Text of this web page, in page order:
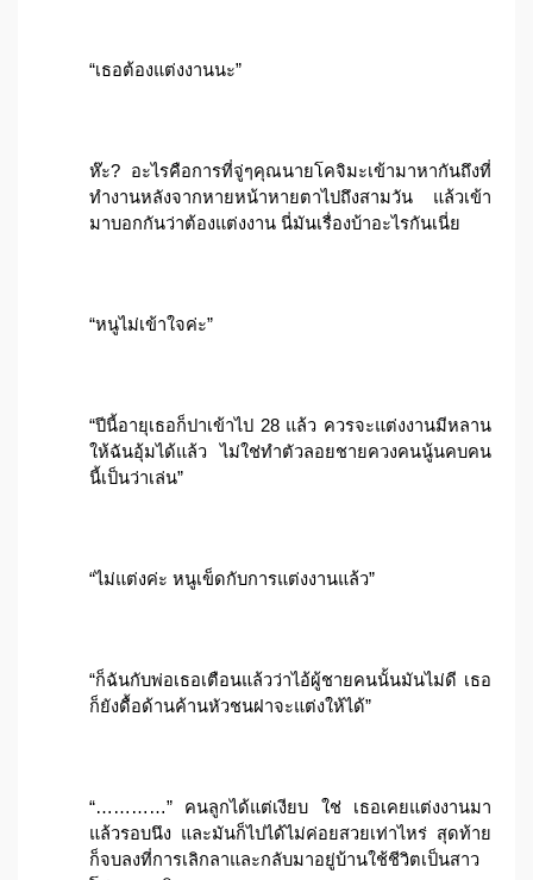
“เธอต้องแต่งงานนะ”
ห๊ะ? อะไรคือการที่จู่ๆคุณนายโคจิมะเข้ามาหากันถึงที่
ทำงานหลังจากหายหน้าหายตาไปถึงสามวัน แล้วเข้า
มาบอกกันว่าต้องแต่งงาน นี่มันเรื่องบ้าอะไรกันเนี่ย
“หนูไม่เข้าใจค่ะ”
“ปีนี้อายุเธอก็ปาเข้าไป 28 แล้ว ควรจะแต่งงานมีหลาน
ให้ฉันอุ้มได้แล้ว ไม่ใช่ทำตัวลอยชายควงคนนู้นคบคน
นี้เป็นว่าเล่น”
“ไม่แต่งค่ะ หนูเข็ดกับการแต่งงานแล้ว”
“ก็ฉันกับพ่อเธอเตือนแล้วว่าไอ้ผู้ชายคนนั้นมันไม่ดี เธอ
ก็ยังดื้อด้านค้านหัวชนฝาจะแต่งให้ได้”
“…………” คนลูกได้แต่เงียบ ใช่ เธอเคยแต่งงานมา
แล้วรอบนึง และมันก็ไปได้ไม่ค่อยสวยเท่าไหร่ สุดท้าย
ก็จบลงที่การเลิกลาและกลับมาอยู่บ้านใช้ชีวิตเป็นสาว